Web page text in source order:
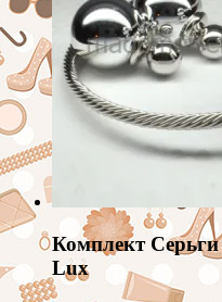
Комплект
Lux